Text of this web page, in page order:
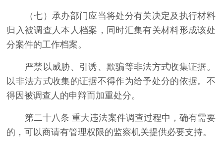
（七）承办部门应当将处分有关决定及执行材料
归入被调查人本人档案，同时汇集有关材料形成该处
分案件的工作档案。
严禁以威胁、引诱、欺骗等非法方式收集证据。
以非法方式收集的证据不得作为给予处分的依据。不
得因被调查人的申辩而加重处分。
第二十八条 重大违法案件调查过程中，确有需要
的，可以商请有管理权限的监察机关提供必要支持。